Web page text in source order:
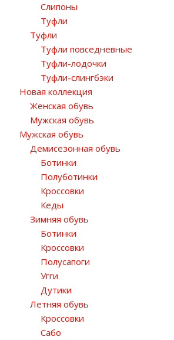
Слипоны
Туфли
Туфли
Туфли повседневные
Туфли-лодочки
Туфли-слингбэки
Новая коллекция
Женская обувь
Мужская обувь
Мужская обувь
Демисезонная обувь
Ботинки
Полуботинки
Кроссовки
Кеды
Зимняя обувь
Ботинки
Кроссовки
Полусапоги
Угги
Дутики
Летняя обувь
Кроссовки
Сабо